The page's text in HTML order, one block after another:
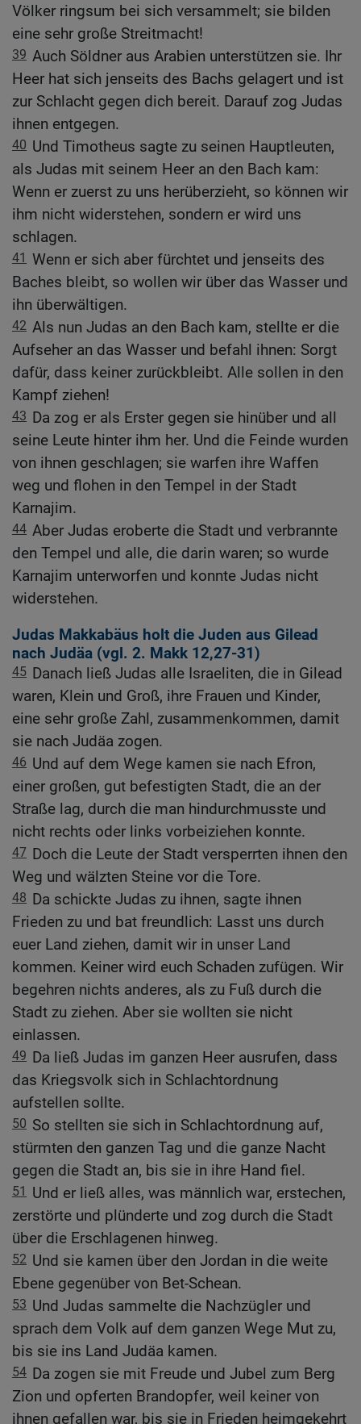
Völker ringsum bei sich versammelt; sie bilden
eine sehr große Streitmacht!
39 Auch Söldner aus Arabien unterstützen sie. Ihr
Heer hat sich jenseits des Bachs gelagert und ist
zur Schlacht gegen dich bereit. Darauf zog Judas
ihnen entgegen.
40 Und Timotheus sagte zu seinen Hauptleuten,
als Judas mit seinem Heer an den Bach kam:
Wenn er zuerst zu uns herüberzieht, so können wir
ihm nicht widerstehen, sondern er wird uns
schlagen.
41 Wenn er sich aber fürchtet und jenseits des
Baches bleibt, so wollen wir über das Wasser und
ihn überwältigen.
42 Als nun Judas an den Bach kam, stellte er die
Aufseher an das Wasser und befahl ihnen: Sorgt
dafür, dass keiner zurückbleibt. Alle sollen in den
Kampf ziehen!
43 Da zog er als Erster gegen sie hinüber und all
seine Leute hinter ihm her. Und die Feinde wurden
von ihnen geschlagen; sie warfen ihre Waffen
weg und flohen in den Tempel in der Stadt
Karnajim.
44 Aber Judas eroberte die Stadt und verbrannte
den Tempel und alle, die darin waren; so wurde
Karnajim unterworfen und konnte Judas nicht
widerstehen.
Judas Makkabäus holt die Juden aus Gilead
nach Judäa (vgl. 2. Makk 12,27-31)
45 Danach ließ Judas alle Israeliten, die in Gilead
waren, Klein und Groß, ihre Frauen und Kinder,
eine sehr große Zahl, zusammenkommen, damit
sie nach Judäa zogen.
46 Und auf dem Wege kamen sie nach Efron,
einer großen, gut befestigten Stadt, die an der
Straße lag, durch die man hindurchmusste und
nicht rechts oder links vorbeiziehen konnte.
47 Doch die Leute der Stadt versperrten ihnen den
Weg und wälzten Steine vor die Tore.
48 Da schickte Judas zu ihnen, sagte ihnen
Frieden zu und bat freundlich: Lasst uns durch
euer Land ziehen, damit wir in unser Land
kommen. Keiner wird euch Schaden zufügen. Wir
begehren nichts anderes, als zu Fuß durch die
Stadt zu ziehen. Aber sie wollten sie nicht
einlassen.
49 Da ließ Judas im ganzen Heer ausrufen, dass
das Kriegsvolk sich in Schlachtordnung
aufstellen sollte.
50 So stellten sie sich in Schlachtordnung auf,
stürmten den ganzen Tag und die ganze Nacht
gegen die Stadt an, bis sie in ihre Hand fiel.
51 Und er ließ alles, was männlich war, erstechen,
zerstörte und plünderte und zog durch die Stadt
über die Erschlagenen hinweg.
52 Und sie kamen über den Jordan in die weite
Ebene gegenüber von Bet-Schean.
53 Und Judas sammelte die Nachzügler und
sprach dem Volk auf dem ganzen Wege Mut zu,
bis sie ins Land Judäa kamen.
54 Da zogen sie mit Freude und Jubel zum Berg
Zion und opferten Brandopfer, weil keiner von
ihnen gefallen war, bis sie in Frieden heimgekehrt